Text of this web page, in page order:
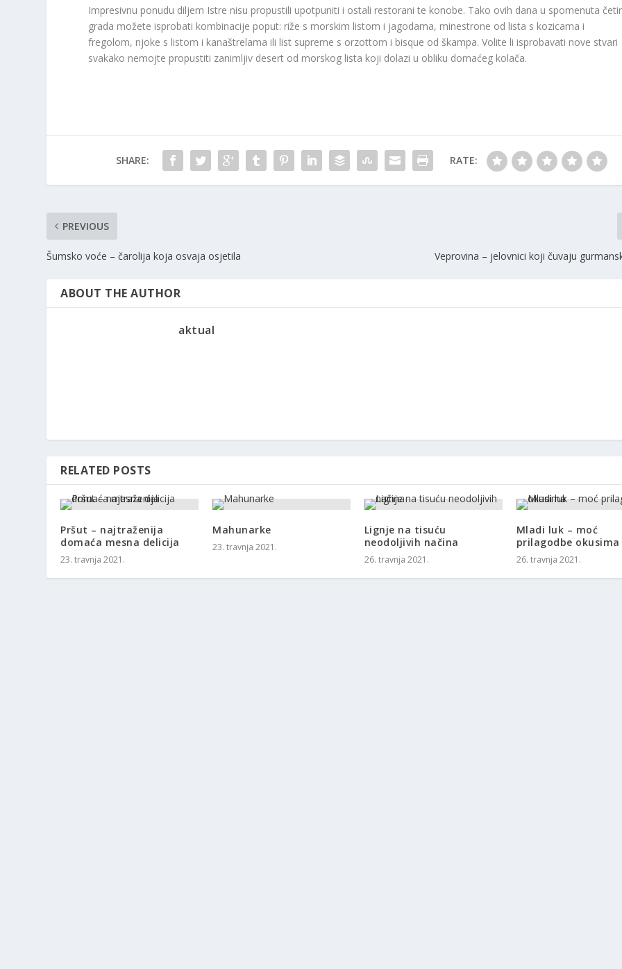
Impresivnu ponudu diljem Istre nisu propustili upotpuniti i ostali restorani te konobe. Tako ovih dana u spomenuta
grada možete isprobati kombinacije poput: riže s morskim listom i jagodama, minestrone od lista s kozicama i
fregolom, njoke s listom i kanaštrelama ili list supreme s orzottom i bisque od škampa. Volite li isprobavati nove stvari
svakako nemojte propustiti zanimljiv desert od morskog lista koji dolazi u obliku domaćeg kolača.
SHARE: RATE:
PREVIOUS
Šumsko voće – čarolija koja osvaja osjetila Veprovina – jelovnici koji čuvaju
ABOUT THE AUTHOR
aktual
RELATED POSTS
Pršut – najtraženija
domaća mesna delicija
23. travnja 2021.
Mahunarke
23. travnja 2021.
Lignje na tisuću
neodoljivih načina
26. travnja 2021.
Mladi luk – moć
prilagodbe okusima
26. travnja 2021.